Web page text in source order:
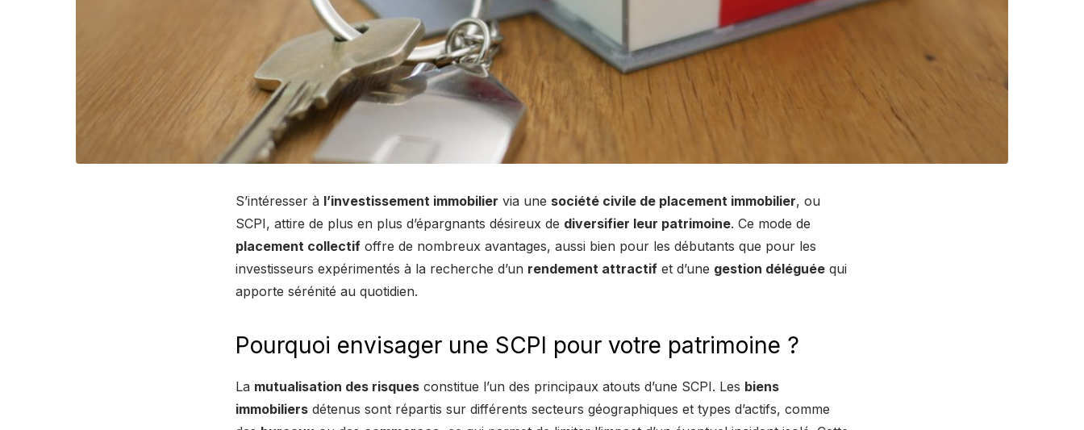
S’intéresser à l’investissement immobilier via une société civile de placement immobilier, ou
SCPI, attire de plus en plus d’épargnants désireux de diversifier leur patrimoine. Ce mode de
placement collectif offre de nombreux avantages, aussi bien pour les débutants que pour les
investisseurs expérimentés à la recherche d’un rendement attractif et d’une gestion déléguée qui
apporte sérénité au quotidien.
Pourquoi envisager une SCPI pour votre patrimoine ?
La mutualisation des risques constitue l’un des principaux atouts d’une SCPI. Les biens
immobiliers détenus sont répartis sur différents secteurs géographiques et types d’actifs, comme